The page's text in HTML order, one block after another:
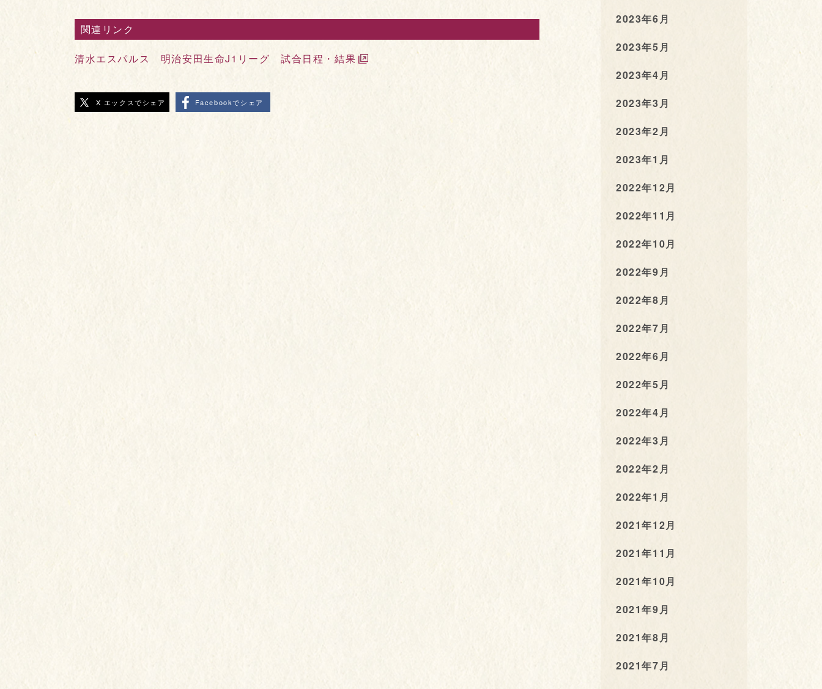
関連リンク
清水エスパルス 明治安田生命J1リーグ 試合日程・結果
X エックスでシェア Facebookでシェア
2023年6月
2023年5月
2023年4月
2023年3月
2023年2月
2023年1月
2022年12月
2022年11月
2022年10月
2022年9月
2022年8月
2022年7月
2022年6月
2022年5月
2022年4月
2022年3月
2022年2月
2022年1月
2021年12月
2021年11月
2021年10月
2021年9月
2021年8月
2021年7月